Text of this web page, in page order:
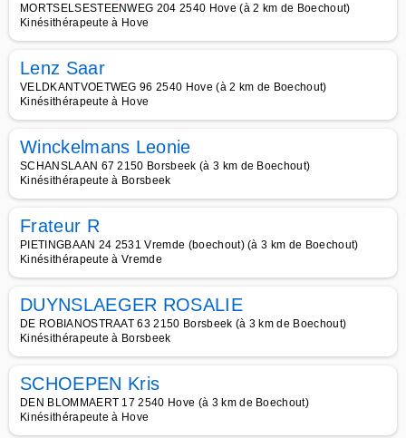
MORTSELSESTEENWEG 204 2540 Hove (à 2 km de Boechout)
Kinésithérapeute à Hove
Lenz Saar
VELDKANTVOETWEG 96 2540 Hove (à 2 km de Boechout)
Kinésithérapeute à Hove
Winckelmans Leonie
SCHANSLAAN 67 2150 Borsbeek (à 3 km de Boechout)
Kinésithérapeute à Borsbeek
Frateur R
PIETINGBAAN 24 2531 Vremde (boechout) (à 3 km de Boechout)
Kinésithérapeute à Vremde
DUYNSLAEGER ROSALIE
DE ROBIANOSTRAAT 63 2150 Borsbeek (à 3 km de Boechout)
Kinésithérapeute à Borsbeek
SCHOEPEN Kris
DEN BLOMMAERT 17 2540 Hove (à 3 km de Boechout)
Kinésithérapeute à Hove